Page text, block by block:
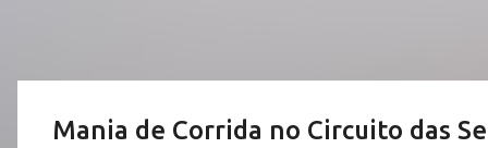
Mania de Corrida no Circuito das